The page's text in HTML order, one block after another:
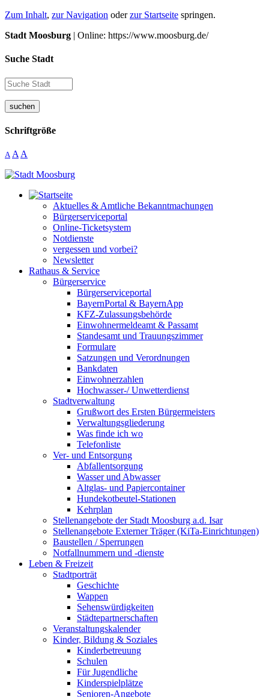
Zum Inhalt, zur Navigation oderzur Startseite springen.
Stadt Moosburg | Online: https://www.moosburg.de/
Suche Stadt
suchen
Schriftgröße
A A A
Aktuelles & Amtliche Bekanntmachungen
Bürgerserviceportal
Online-Ticketsystem
Notdienste
vergessen und vorbei?
Newsletter
Rathaus & Service
Bürgerservice
Bürgerserviceportal
BayernPortal & BayernApp
KFZ-Zulassungsbehörde
Einwohnermeldeamt & Passamt
Standesamt und Trauungszimmer
Formulare
Satzungen und Verordnungen
Bankdaten
Einwohnerzahlen
Hochwasser-/ Unwetterdienst
Stadtverwaltung
Grußwort des Ersten Bürgermeisters
Verwaltungsgliederung
Was finde ich wo
Telefonliste
Ver- und Entsorgung
Abfallentsorgung
Wasser und Abwasser
Altglas- und Papiercontainer
Hundekotbeutel-Stationen
Kehrplan
Stellenangebote der Stadt Moosburg a.d. Isar
Stellenangebote Externer Träger (KiTa-Einrichtungen)
Baustellen / Sperrungen
Notfallnummern und -dienste
Leben & Freizeit
Stadtporträt
Geschichte
Wappen
Sehenswürdigkeiten
Städtepartnerschaften
Veranstaltungskalender
Kinder, Bildung & Soziales
Kinderbetreuung
Schulen
Für Jugendliche
Kinderspielplätze
Senioren-Angebote